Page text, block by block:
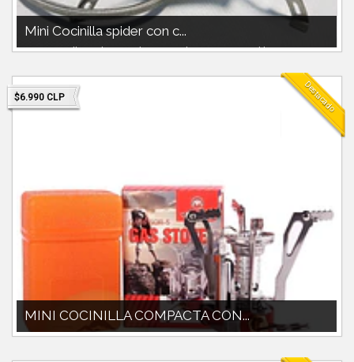
Mini Cocinilla spider con c...
Mini Cocinilla spider con chispero.Utiliza gas compatible 230g o 450
$6.990 CLP Destacado
MINI COCINILLA COMPACTA CON...
MINI COCINILLA CAMPSOR CON CHISPERO.PESO 150G.COMPATIBLE